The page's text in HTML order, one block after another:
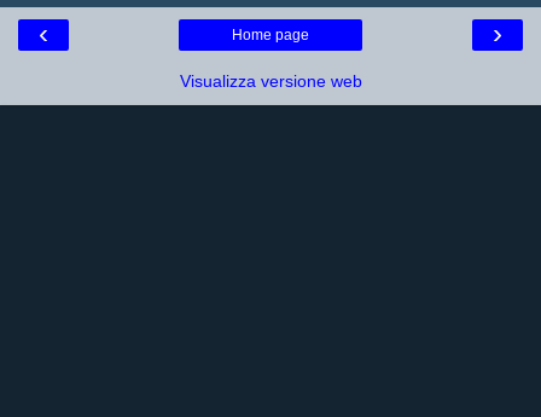
‹ ›
Home page
Visualizza versione web